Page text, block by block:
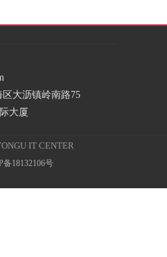
大沥镇岭南路75
大厦
IT CENTER
备18132106号